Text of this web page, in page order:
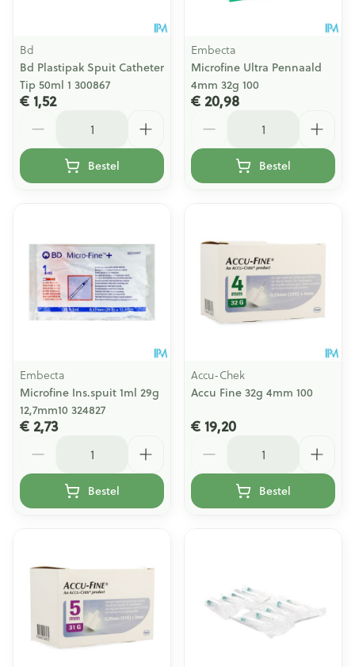
Bd
Bd Plastipak Spuit Catheter
Tip 50ml 1 300867
€ 1,52
Bestel
Embecta
Microfine Ultra Pennaald
4mm 32g 100
€ 20,98
Bestel
Embecta
Microfine Ins.spuit 1ml 29g
12,7mm10 324827
€ 2,73
Bestel
Accu-Chek
Accu Fine 32g 4mm 100
€ 19,20
Bestel